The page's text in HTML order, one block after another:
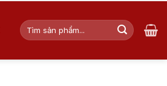
Tìm
kiếm: